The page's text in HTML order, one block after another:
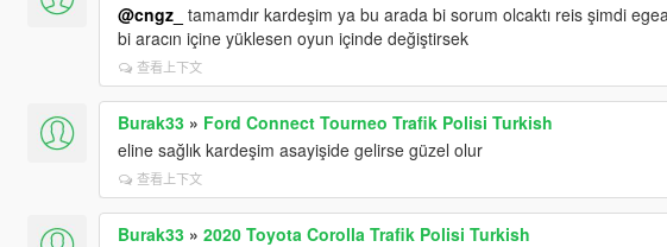
@cngz_ tamamdır kardeşim ya bu arada bi sorum olcaktı reis şimdi
bi aracın içine yüklesen oyun içinde değiştirsek
查看上下文
Burak33» Ford Connect Tourneo Trafik Polisi Turkish
eline sağlık kardeşim asayişide gelirse güzel olur
查看上下文
Burak33» 2020 Toyota Corolla Trafik Polisi Turkish